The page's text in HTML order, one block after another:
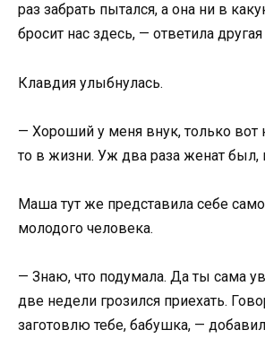
раз забрать пытался, а она ни в
бросит нас здесь, — ответила
Клавдия улыбнулась.
— Хороший у меня внук, только вот
то в жизни. Уж два раза женат был,
Маша тут же представила себе
молодого человека.
— Знаю, что подумала. Да ты сама
две недели грозился приехать.
заготовлю тебе, бабушка, —